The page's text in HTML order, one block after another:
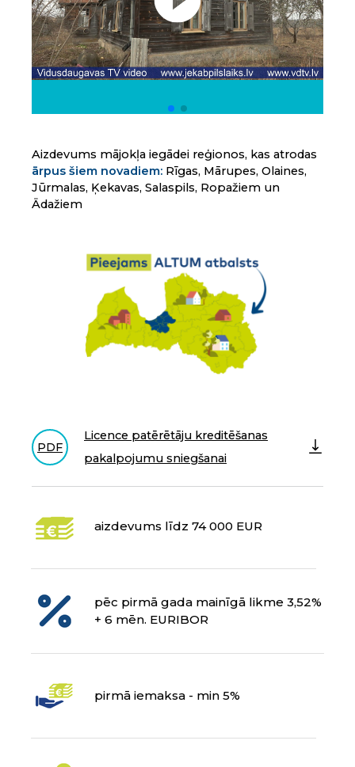
Aizdevums mājokļa iegādei reģionos, kas atrodas
ārpus šiem novadiem: Rīgas, Mārupes, Olaines,
Jūrmalas, Ķekavas, Salaspils, Ropažiem un
Ādažiem
PDF
Licence patērētāju kreditēšanas
pakalpojumu sniegšanai
aizdevums līdz 74 000 EUR
pēc pirmā gada mainīgā likme 3,52%
+ 6 mēn. EURIBOR
pirmā iemaksa - min 5%